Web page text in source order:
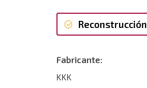
Reconstrucción
Fabricante:
KKK